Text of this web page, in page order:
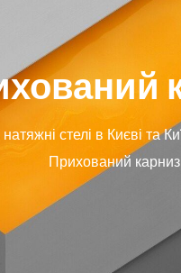
стелі в Києві та
Прихований карниз